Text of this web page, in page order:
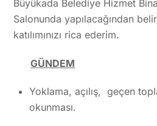
Büyükada Belediye Hizmet
Salonunda yapılacağından
katılımınızı rica ederim.
GÜNDEM
Yoklama, açılış, geçen
okunması.